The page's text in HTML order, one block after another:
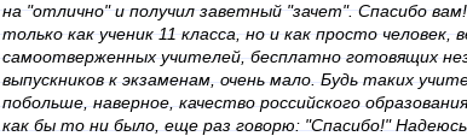
на "отлично" и получил заветный "зачет". Спасибо
только как ученик 11 класса, но и как просто человек,
самоотверженных учителей, бесплатно готовящих
выпускников к экзаменам, очень мало. Будь таких
побольше, наверное, качество российского
как бы то ни было, еще раз говорю: "Спасибо!"